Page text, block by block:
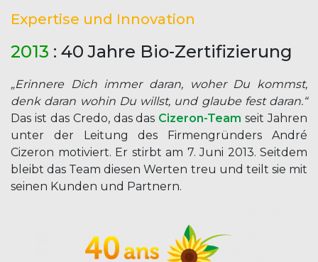
Expertise und Innovation
2013 : 40 Jahre Bio-Zertifizierung
„Erinnere Dich immer daran, woher Du kommst,
denk daran wohin Du willst, und glaube fest daran.“
Das ist das Credo, das das Cizeron-Team seit Jahren
unter der Leitung des Firmengründers André
Cizeron motiviert. Er stirbt am 7. Juni 2013. Seitdem
bleibt das Team diesen Werten treu und teilt sie mit
seinen Kunden und Partnern.